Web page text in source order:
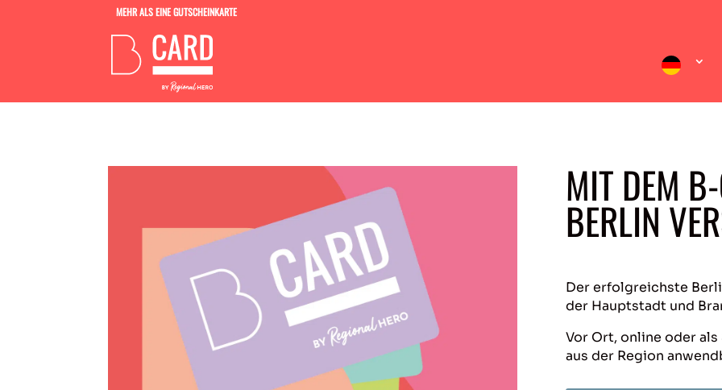
MEHR ALS EINE GUTSCHEINKARTE
MIT DEM
BERLIN
Der erfolgreichste
der Hauptstadt und
Vor Ort, online oder
aus der Region